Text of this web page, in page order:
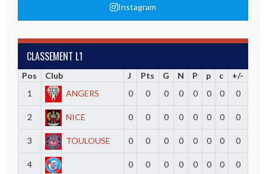
Instagram
CLASSEMENT L1
Pos Club J Pts G N P p c
+/-
1
ANGERS 0 0 0 0 0 0 0 0
2 NICE 0 0 0 0 0 0 0 0
3 TOULOUSE 0 0 0 0 0 0 0 0
4
0 0 0 0 0 0 0 0